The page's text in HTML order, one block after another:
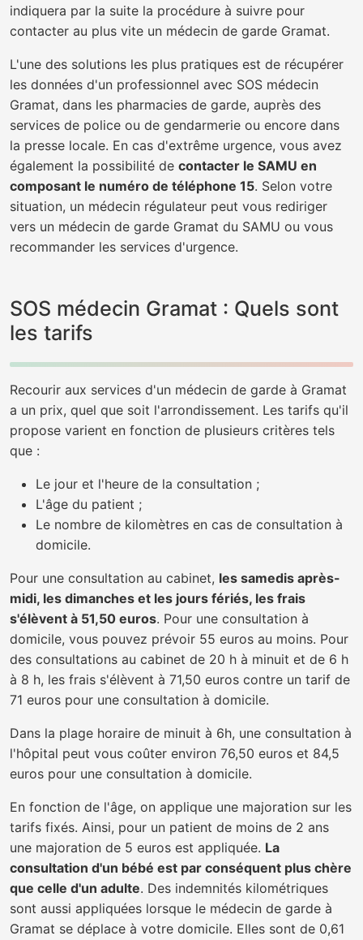
indiquera par la suite la procédure à suivre pour
contacter au plus vite un médecin de garde Gramat.
L'une des solutions les plus pratiques est de récupérer
les données d'un professionnel avec SOS médecin
Gramat, dans les pharmacies de garde, auprès des
services de police ou de gendarmerie ou encore dans
la presse locale. En cas d'extrême urgence, vous avez
également la possibilité de contacter le SAMU en
composant le numéro de téléphone 15. Selon votre
situation, un médecin régulateur peut vous rediriger
vers un médecin de garde Gramat du SAMU ou vous
recommander les services d'urgence.
SOS médecin Gramat : Quels sont
les tarifs
Recourir aux services d'un médecin de garde à Gramat
a un prix, quel que soit l'arrondissement. Les tarifs qu'il
propose varient en fonction de plusieurs critères tels
que :
Le jour et l'heure de la consultation ;
L'âge du patient ;
Le nombre de kilomètres en cas de consultation à
domicile.
Pour une consultation au cabinet, les samedis après-
midi, les dimanches et les jours fériés, les frais
s'élèvent à 51,50 euros. Pour une consultation à
domicile, vous pouvez prévoir 55 euros au moins. Pour
des consultations au cabinet de 20 h à minuit et de 6 h
à 8 h, les frais s'élèvent à 71,50 euros contre un tarif de
71 euros pour une consultation à domicile.
Dans la plage horaire de minuit à 6h, une consultation à
l'hôpital peut vous coûter environ 76,50 euros et 84,5
euros pour une consultation à domicile.
En fonction de l'âge, on applique une majoration sur les
tarifs fixés. Ainsi, pour un patient de moins de 2 ans
une majoration de 5 euros est appliquée. La
consultation d'un bébé est par conséquent plus chère
que celle d'un adulte. Des indemnités kilométriques
sont aussi appliquées lorsque le médecin de garde à
Gramat se déplace à votre domicile. Elles sont de 0,61